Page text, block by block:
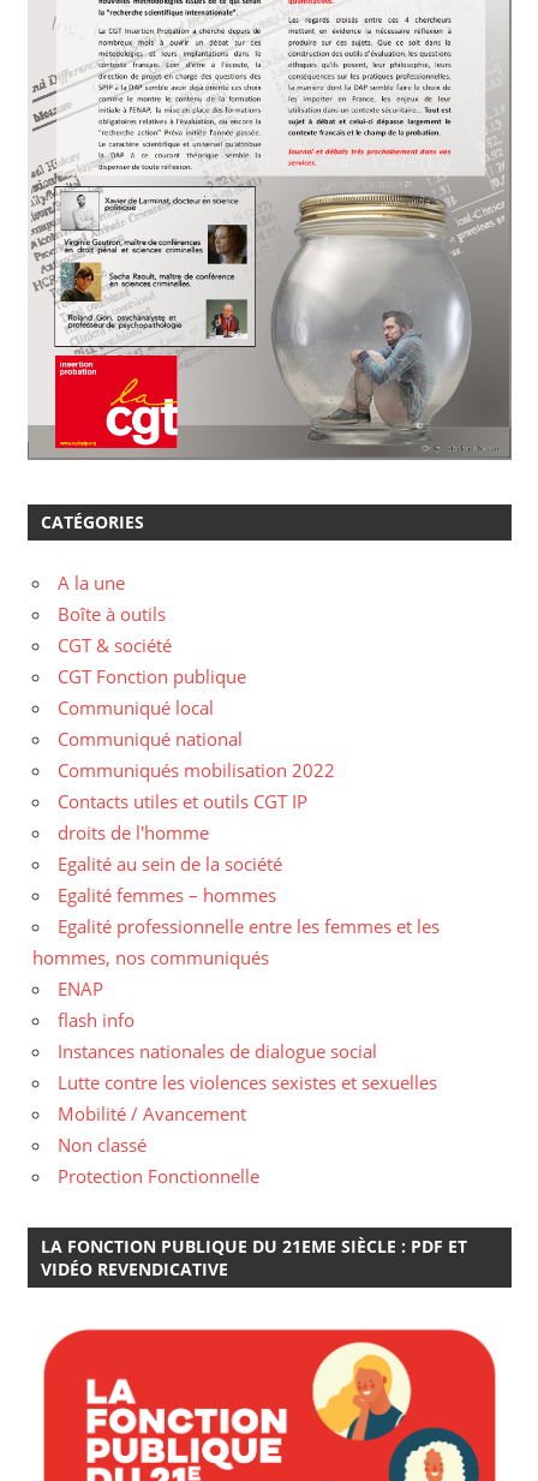
CATÉGORIES
A la une
Boîte à outils
CGT & société
CGT Fonction publique
Communiqué local
Communiqué national
Communiqués mobilisation 2022
Contacts utiles et outils CGT IP
droits de l'homme
Egalité au sein de la société
Egalité femmes – hommes
Egalité professionnelle entre les femmes et les
hommes, nos communiqués
ENAP
flash info
Instances nationales de dialogue social
Lutte contre les violences sexistes et sexuelles
Mobilité / Avancement
Non classé
Protection Fonctionnelle
LA FONCTION PUBLIQUE DU 21EME SIÈCLE : PDF ET
VIDÉO REVENDICATIVE